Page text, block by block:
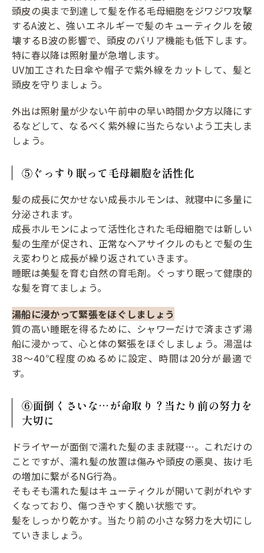
頭皮の奥まで到達して髪を作る毛母細胞をジワジワ攻撃
するA波と、強いエネルギーで髪のキューティクルを破
壊するB波の影響で、頭皮のバリア機能も低下します。
特に春以降は照射量が急増します。
UV加工された日傘や帽子で紫外線をカットして、髪と
頭皮を守りましょう。
外出は照射量が少ない午前中の早い時間か夕方以降にす
るなどして、なるべく紫外線に当たらないよう工夫しま
しょう。
⑤ぐっすり眠って毛母細胞を活性化
髪の成長に欠かせない成長ホルモンは、就寝中に多量に
分泌されます。
成長ホルモンによって活性化された毛母細胞では新しい
髪の生産が促され、正常なヘアサイクルのもとで髪の生
え変わりと成長が繰り返されていきます。
睡眠は美髪を育む自然の育毛剤。ぐっすり眠って健康的
な髪を育てましょう。
湯船に浸かって緊張をほぐしましょう
質の高い睡眠を得るために、シャワーだけで済まさず湯
船に浸かって、心と体の緊張をほぐしましょう。湯温は
38～40℃程度のぬるめに設定、時間は20分が最適で
す。
⑥面倒くさいな…が命取り？当たり前の努力を
大切に
ドライヤーが面倒で濡れた髪のまま就寝…。これだけの
ことですが、濡れ髪の放置は傷みや頭皮の悪臭、抜け毛
の増加に繋がるNG行為。
そもそも濡れた髪はキューティクルが開いて剥がれやす
くなっており、傷つきやすく脆い状態です。
髪をしっかり乾かす。当たり前の小さな努力を大切にし
ていきましょう。